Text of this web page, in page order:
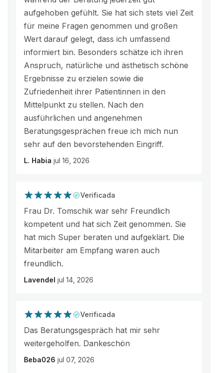
aufgehoben gefühlt. Sie hat sich stets viel Zeit
für meine Fragen genommen und großen
Wert darauf gelegt, dass ich umfassend
informiert bin. Besonders schätze ich ihren
Anspruch, natürliche und ästhetisch schöne
Ergebnisse zu erzielen sowie die
Zufriedenheit ihrer Patientinnen in den
Mittelpunkt zu stellen. Nach den
ausführlichen und angenehmen
Beratungsgesprächen freue ich mich nun
sehr auf den bevorstehenden Eingriff.
L. Habia jul 16, 2026
Verificada
Frau Dr. Tomschik war sehr Freundlich
kompetent und hat sich Zeit genommen. Sie
hat mich Super beraten und aufgeklärt. Die
Mitarbeiter am Empfang waren auch
freundlich.
Lavendel jul 14, 2026
Verificada
Das Beratungsgespräch hat mir sehr
weitergeholfen. Dankeschön
Beba026 jul 07, 2026